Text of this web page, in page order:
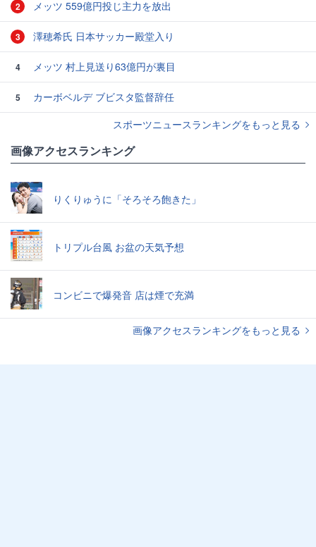
2 メッツ 559億円投じ主力を放出
3 澤穂希氏 日本サッカー殿堂入り
4 メッツ 村上見送り63億円が裏目
5
カーボベルデ ブビスタ監督辞任
スポーツニュースランキングをもっと見る
画像アクセスランキング
りくりゅうに「そろそろ飽きた」
トリプル台風 お盆の天気予想
コンビニで爆発音 店は煙で充満
画像アクセスランキングをもっと見る